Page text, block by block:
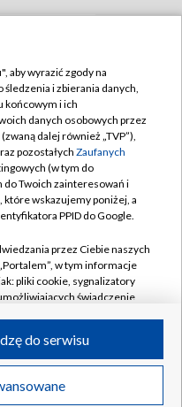
Wideo
TVP
TVP
Akcyjna w likwidacji
aby wyrazić zgody na
i zbierania danych,
końcowym i ich
danych osobowych przez
dalej również „TVP”),
pozostałych Zaufanych
(w tym do
Twoich zainteresowań i
które wskazujemy poniżej, a
PPID do Google.
przez Ciebie naszych
w tym informacje
pliki cookie, sygnalizatory
świadczenie
przez Ciebie
jak adresy IP, identyfikatory
do serwisu